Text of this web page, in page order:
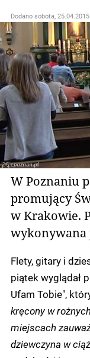
Dodano sobota,
W Poznaniu
promujący
w Krakowie.
wykonywana
Flety, gitary i
piątek wyglądał
Ufam Tobie",
kręcony w
miejscach
dziewczyna w